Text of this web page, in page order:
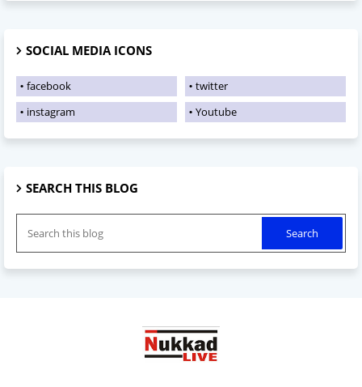
SOCIAL MEDIA ICONS
facebook
twitter
instagram
Youtube
SEARCH THIS BLOG